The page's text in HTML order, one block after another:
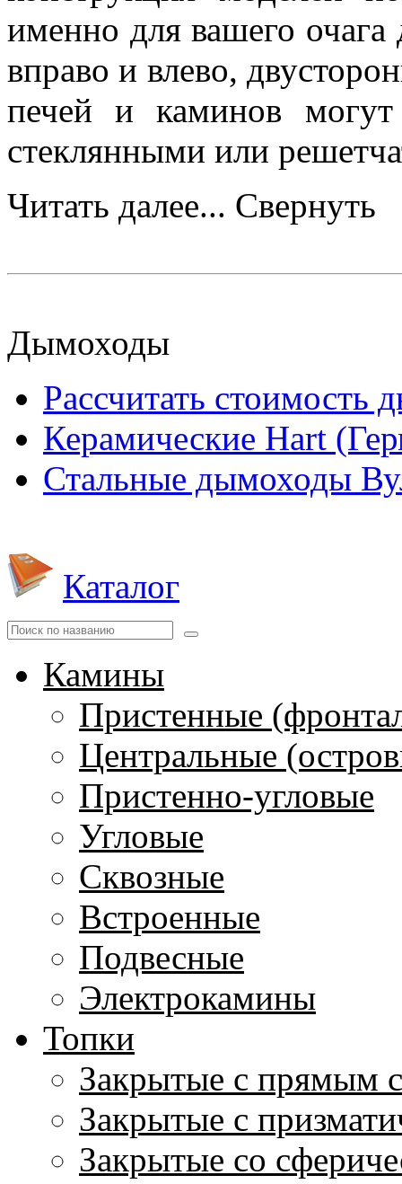
именно для вашего
вправо и влево,
печей и каминов
стеклянными или
Читать далее... Свернуть
Дымоходы
Рассчитать стоимость
Керамические Hart
Стальные дымоходы
Каталог
Камины
Пристенные
Центральные
Пристенно-угловые
Угловые
Сквозные
Встроенные
Подвесные
Электрокамины
Топки
Закрытые с прямым
Закрытые с
Закрытые со